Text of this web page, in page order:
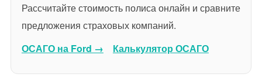
Рассчитайте стоимость полиса онлайн и сравните
предложения страховых компаний.
ОСАГО на Ford →
Калькулятор ОСАГО